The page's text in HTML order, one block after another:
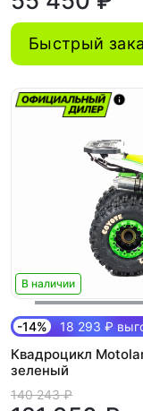
Быстрый
В наличии
-14% 18 293 ₽
Квадроцикл
зеленый
140 243 ₽